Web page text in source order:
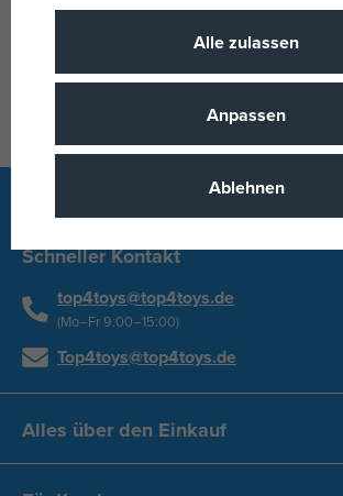
Alle Marken anzeigen
Schneller Kontakt
top4toys@top4toys.de
(Mo–Fr 9:00–15:00)
Top4toys@top4toys.de
Alles über den Einkauf
Alle zulassen
Anpassen
Ablehnen